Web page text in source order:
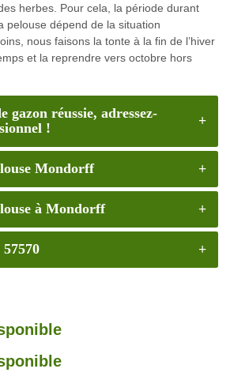
herbes. Pour cela, la période durant
pelouse dépend de la situation
nous faisons la tonte à la fin de l’hiver
et la reprendre vers octobre hors
gazon réussie, adressez-
!
Mondorff
à Mondorff